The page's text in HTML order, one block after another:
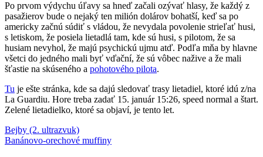
Po prvom výdychu úľavy sa hneď začali ozývať hlasy, že každý z
pasažierov bude o nejaký ten milión dolárov bohatší, keď sa po
americky začnú súdiť s vládou, že nevydala povolenie strieľať husi,
s letiskom, že posiela lietadlá tam, kde sú husi, s pilotom, že sa
husiam nevyhol, že majú psychickú ujmu atď. Podľa mňa by hlavne
všetci do jedného mali byť vďační, že sú vôbec nažive a že mali
šťastie na skúseného a pohotového pilota.
Tu je ešte stránka, kde sa dajú sledovať trasy lietadiel, ktoré idú z/na
La Guardiu. Hore treba zadať 15. január 15:26, speed normal a štart.
Zelené lietadielko, ktoré sa objaví, je tento let.
Hudson
RiverlietadloNew
Post
navigation
Previous
Post:
Bejby (2. ultrazvuk)
Next
Banánovo-orechové muffiny